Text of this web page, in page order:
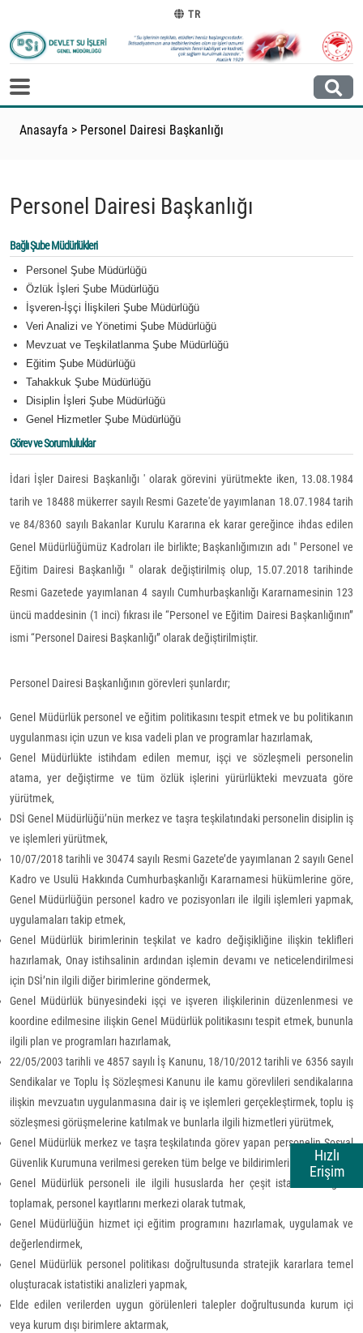
Hızlı
Erişim
TR
Anasayfa > Personel Dairesi Başkanlığı
Personel Dairesi Başkanlığı
Bağlı Şube Müdürlükleri
Personel Şube Müdürlüğü
Özlük İşleri Şube Müdürlüğü
İşveren-İşçi İlişkileri Şube Müdürlüğü
Veri Analizi ve Yönetimi Şube Müdürlüğü
Mevzuat ve Teşkilatlanma Şube Müdürlüğü
Eğitim Şube Müdürlüğü
Tahakkuk Şube Müdürlüğü
Disiplin İşleri Şube Müdürlüğü
Genel Hizmetler Şube Müdürlüğü
Görev ve Sorumluluklar
İdari İşler Dairesi Başkanlığı ' olarak görevini yürütmekte iken, 13.08.1984
tarih ve 18488 mükerrer sayılı Resmi Gazete'de yayımlanan 18.07.1984 tarih
ve 84/8360 sayılı Bakanlar Kurulu Kararına ek karar gereğince ihdas edilen
Genel Müdürlüğümüz Kadroları ile birlikte; Başkanlığımızın adı " Personel ve
Eğitim Dairesi Başkanlığı " olarak değiştirilmiş olup, 15.07.2018 tarihinde
Resmi Gazetede yayımlanan 4 sayılı Cumhurbaşkanlığı Kararnamesinin 123
üncü maddesinin (1 inci) fıkrası ile “Personel ve Eğitim Dairesi Başkanlığının”
ismi “Personel Dairesi Başkanlığı” olarak değiştirilmiştir.
Personel Dairesi Başkanlığının görevleri şunlardır;
Genel Müdürlük personel ve eğitim politikasını tespit etmek ve bu politikanın
uygulanması için uzun ve kısa vadeli plan ve programlar hazırlamak,
Genel Müdürlükte istihdam edilen memur, işçi ve sözleşmeli personelin
atama, yer değiştirme ve tüm özlük işlerini yürürlükteki mevzuata göre
yürütmek,
DSİ Genel Müdürlüğü’nün merkez ve taşra teşkilatındaki personelin disiplin iş
ve işlemleri yürütmek,
10/07/2018 tarihli ve 30474 sayılı Resmi Gazete’de yayımlanan 2 sayılı Genel
Kadro ve Usulü Hakkında Cumhurbaşkanlığı Kararnamesi hükümlerine göre,
Genel Müdürlüğün personel kadro ve pozisyonları ile ilgili işlemleri yapmak,
uygulamaları takip etmek,
Genel Müdürlük birimlerinin teşkilat ve kadro değişikliğine ilişkin teklifleri
hazırlamak, Onay istihsalinin ardından işlemin devamı ve neticelendirilmesi
için DSİ’nin ilgili diğer birimlerine göndermek,
Genel Müdürlük bünyesindeki işçi ve işveren ilişkilerinin düzenlenmesi ve
koordine edilmesine ilişkin Genel Müdürlük politikasını tespit etmek, bununla
ilgili plan ve programları hazırlamak,
22/05/2003 tarihli ve 4857 sayılı İş Kanunu, 18/10/2012 tarihli ve 6356 sayılı
Sendikalar ve Toplu İş Sözleşmesi Kanunu ile kamu görevlileri sendikalarına
ilişkin mevzuatın uygulanmasına dair iş ve işlemleri gerçekleştirmek, toplu iş
sözleşmesi görüşmelerine katılmak ve bunlarla ilgili hizmetleri yürütmek,
Genel Müdürlük merkez ve taşra teşkilatında görev yapan personelin Sosyal
Güvenlik Kurumuna verilmesi gereken tüm belge ve bildirimleri yürütmek,
Genel Müdürlük personeli ile ilgili hususlarda her çeşit istatistiki bilgileri
toplamak, personel kayıtlarını merkezi olarak tutmak,
Genel Müdürlüğün hizmet içi eğitim programını hazırlamak, uygulamak ve
değerlendirmek,
Genel Müdürlük personel politikası doğrultusunda stratejik kararlara temel
oluşturacak istatistiki analizleri yapmak,
Elde edilen verilerden uygun görülenleri talepler doğrultusunda kurum içi
veya kurum dışı birimlere aktarmak,